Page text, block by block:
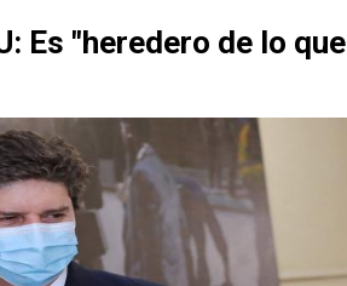
Es "heredero de lo que